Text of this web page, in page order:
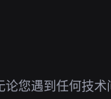
您遇到任何技